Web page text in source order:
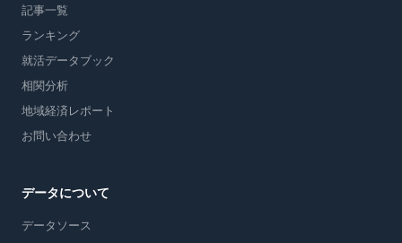
記事一覧
ランキング
就活データブック
相関分析
地域経済レポート
お問い合わせ
データについて
データソース